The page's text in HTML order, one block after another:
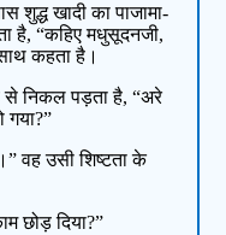
शुद्ध खादी का पाजामा-
है, “कहिए मधुसूदनजी,
कहता है।
निकल पड़ता है, “अरे
गया?”
वह उसी शिष्टता के
छोड़ दिया?”